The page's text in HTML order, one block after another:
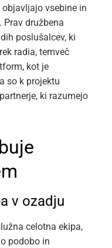
objavljajo vsebine in
družbena
poslušalcev, ki
radia, temveč
kot je
so k projektu
ki razumejo
v ozadju
celotna ekipa,
podobo in